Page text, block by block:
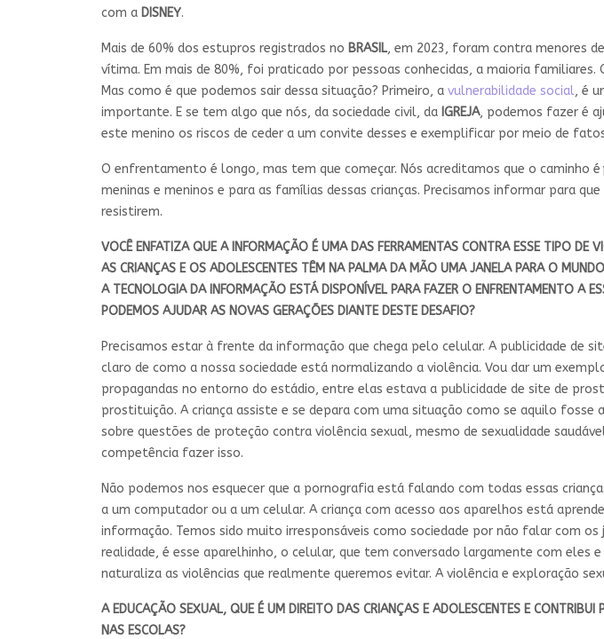
com a DISNEY.
Mais de 60% dos estupros registrados no BRASIL, em 2023, foram contra menores
vítima. Em mais de 80%, foi praticado por pessoas conhecidas, a maioria
Mas como é que podemos sair dessa situação? Primeiro, a vulnerabilidade social, é
importante. E se tem algo que nós, da sociedade civil, da IGREJA, podemos fazer é
este menino os riscos de ceder a um convite desses e exemplificar por meio de
O enfrentamento é longo, mas tem que começar. Nós acreditamos que o caminho
meninas e meninos e para as famílias dessas crianças. Precisamos informar para
resistirem.
VOCÊ ENFATIZA QUE A INFORMAÇÃO É UMA DAS FERRAMENTAS CONTRA ESSE TIPO DE
AS CRIANÇAS E OS ADOLESCENTES TÊM NA PALMA DA MÃO UMA JANELA PARA O
A TECNOLOGIA DA INFORMAÇÃO ESTÁ DISPONÍVEL PARA FAZER O ENFRENTAMENTO A
PODEMOS AJUDAR AS NOVAS GERAÇÕES DIANTE DESTE DESAFIO?
Precisamos estar à frente da informação que chega pelo celular. A publicidade
claro de como a nossa sociedade está normalizando a violência. Vou dar um
propagandas no entorno do estádio, entre elas estava a publicidade de site de
prostituição. A criança assiste e se depara com uma situação como se aquilo
sobre questões de proteção contra violência sexual, mesmo de sexualidade
competência fazer isso.
Não podemos nos esquecer que a pornografia está falando com todas essas
a um computador ou a um celular. A criança com acesso aos aparelhos está
informação. Temos sido muito irresponsáveis como sociedade por não falar com
realidade, é esse aparelhinho, o celular, que tem conversado largamente com eles
naturaliza as violências que realmente queremos evitar. A violência e exploração
A EDUCAÇÃO SEXUAL, QUE É UM DIREITO DAS CRIANÇAS EADOLESCENTES E CONTRIBUI
NAS ESCOLAS?